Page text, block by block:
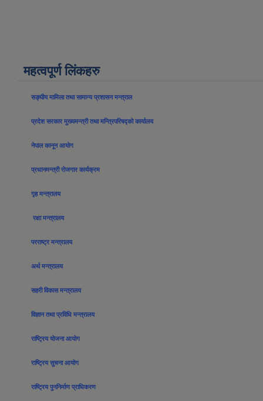
महत्वपूर्ण लिंकहरु
सङ्घीय मामिला तथा सामान्य प्रशासन मन्त्राल
प्रदेश सरकार मुख्यमन्त्री तथा मन्त्रिपरिषद्को कार्यालय
नेपाल कानून आयोग
प्रधानमन्त्री रोजगार कार्यक्रम
गृह मन्त्रालय
रक्षा मन्त्रालय
परराष्ट्र मन्त्रालय
अर्थ मन्त्रालय
सहरी विकास मन्त्रालय
विज्ञान तथा प्रविधि मन्त्रालय
राष्ट्रिय योजना आयोग
राष्ट्रिय सुचना आयोग
राष्ट्रिय पुननिर्माण प्राधिकरण